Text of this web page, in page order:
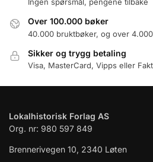
Ingen spørsmål, pengene tilbake
Over 100.000 bøker
40.000 bruktbøker, og over
Sikker og trygg betaling
Visa, MasterCard, Vipps eller
Lokalhistorisk Forlag AS
Org. nr: 980 597 849
Brennerivegen 10, 2340 Løten